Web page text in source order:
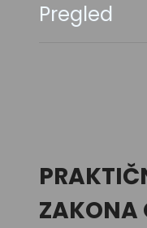
Pregled
ZAKONA